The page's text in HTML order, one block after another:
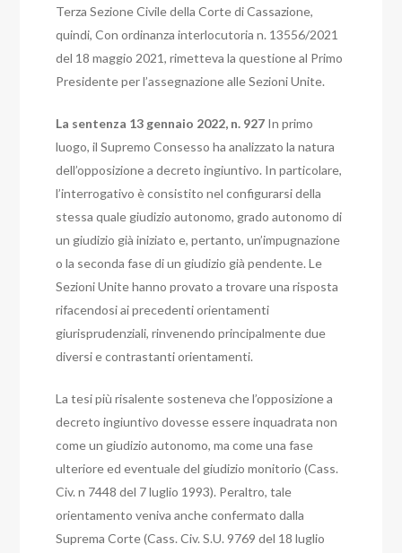
Terza Sezione Civile della Corte di Cassazione,
quindi, Con ordinanza interlocutoria n. 13556/2021
del 18 maggio 2021, rimetteva la questione al Primo
Presidente per l’assegnazione alle Sezioni Unite.
La sentenza 13 gennaio 2022, n. 927 In primo
luogo, il Supremo Consesso ha analizzato la natura
dell’opposizione a decreto ingiuntivo. In particolare,
l’interrogativo è consistito nel configurarsi della
stessa quale giudizio autonomo, grado autonomo di
un giudizio già iniziato e, pertanto, un’impugnazione
o la seconda fase di un giudizio già pendente.Le
Sezioni Unite hanno provato a trovare una risposta
rifacendosi ai precedenti orientamenti
giurisprudenziali, rinvenendo principalmente due
diversi e contrastanti orientamenti.
La tesi più risalente sosteneva che l’opposizione a
decreto ingiuntivo dovesse essere inquadrata non
come un giudizio autonomo, ma come una fase
ulteriore ed eventuale del giudizio monitorio (Cass.
Civ. n 7448 del 7 luglio 1993). Peraltro, tale
orientamento veniva anche confermato dalla
Suprema Corte (Cass. Civ. S.U. 9769 del 18 luglio